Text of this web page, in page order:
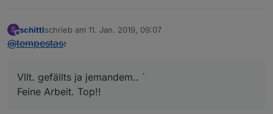
S
Offline
schittlschrieb am 11. Jan. 2019, 09:07
zuletzt editiert von
@tempestas:
Vllt. gefällts ja jemandem.. `
Feine Arbeit. Top!!